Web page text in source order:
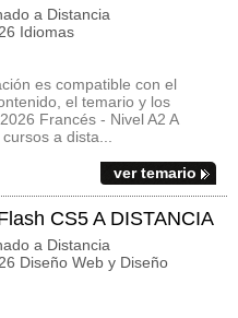
a Distancia
Idiomas
es compatible con el
el temario y los
Francés - Nivel A2 A
a dista...
ver temario
CS5 A DISTANCIA
a Distancia
Diseño Web y Diseño